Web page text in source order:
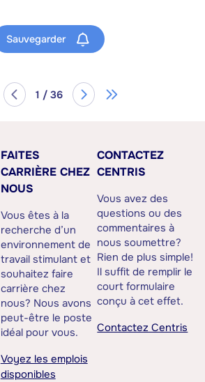
Sauvegarder
1 / 36
FAITES
CARRIÈRE CHEZ
NOUS
Vous êtes à la
recherche d’un
environnement de
travail stimulant et
souhaitez faire
carrière chez
nous? Nous avons
peut-être le poste
idéal pour vous.
Voyez les emplois
disponibles
CONTACTEZ
CENTRIS
Vous avez des
questions ou des
commentaires à
nous soumettre?
Rien de plus simple!
Il suffit de remplir le
court formulaire
conçu à cet effet.
Contactez Centris